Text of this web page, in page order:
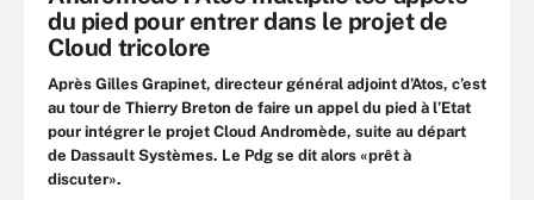
du pied pour entrer dans le projet de
Cloud tricolore
Après Gilles Grapinet, directeur général adjoint d’Atos, c’est
au tour de Thierry Breton de faire un appel du pied à l’Etat
pour intégrer le projet Cloud Andromède, suite au départ
de Dassault Systèmes. Le Pdg se dit alors «prêt à
discuter».